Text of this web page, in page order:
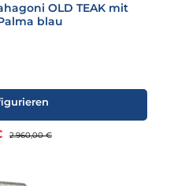
OLD TEAK mit
blau
Regulärer Preis:
2.960,00 €